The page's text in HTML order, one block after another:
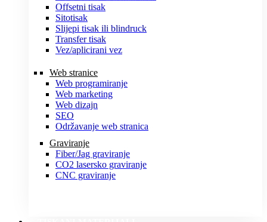
Offsetni tisak
Sitotisak
Slijepi tisak ili blindruck
Transfer tisak
Vez/aplicirani vez
Web stranice
Web programiranje
Web marketing
Web dizajn
SEO
Održavanje web stranica
Graviranje
Fiber/Jag graviranje
CO2 lasersko graviranje
CNC graviranje